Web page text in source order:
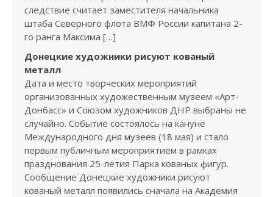
следствие считает заместителя начальника
штаба Северного флота ВМФ России капитана 2-
го ранга Максима […]
Донецкие художники рисуют кованый
металл
Дата и место творческих мероприятий
организованных художественным музеем «Арт-
Донбасс» и Союзом художников ДНР выбраны не
случайно. Событие состоялось на кануне
Международного дня музеев (18 мая) и стало
первым публичным мероприятием в рамках
празднования 25-летия Парка кованых фигур.
Сообщение Донецкие художники рисуют
кованый металл появились сначала на Академия